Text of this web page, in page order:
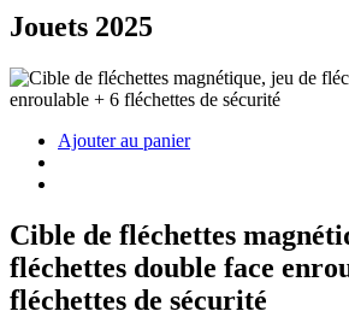
Jouets 2025
Ajouter au panier
Cible de fléchettes
fléchettes double face
fléchettes de sécurité